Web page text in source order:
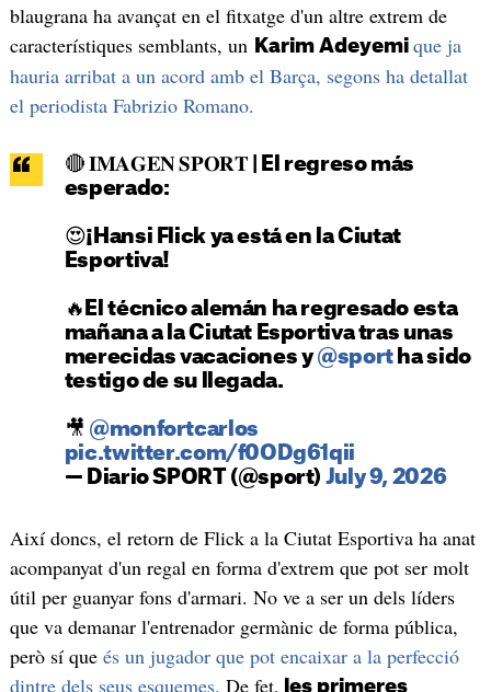
blaugrana ha avançat en el fitxatge d'un altre extrem de
característiques semblants, un Karim Adeyemi que ja
hauria arribat a un acord amb el Barça, segons ha detallat
el periodista Fabrizio Romano.
🔴 𝐈𝐌𝐀𝐆𝐄𝐍 𝐒𝐏𝐎𝐑𝐓 | El regreso más
esperado:
😍¡Hansi Flick ya está en la Ciutat
Esportiva!
🔥El técnico alemán ha regresado esta
mañana a la Ciutat Esportiva tras unas
merecidas vacaciones y@sportha sido
testigo de su llegada.
🎥 @monfortcarlos
pic.twitter.com/f0ODg61qii
— Diario SPORT (@sport) July 9, 2026
Així doncs, el retorn de Flick a la Ciutat Esportiva ha anat
acompanyat d'un regal en forma d'extrem que pot ser molt
útil per guanyar fons d'armari. No ve a ser un dels líders
que va demanar l'entrenador germànic de forma pública,
però sí que és un jugador que pot encaixar a la perfecció
dintre dels seus esquemes. De fet, les primeres